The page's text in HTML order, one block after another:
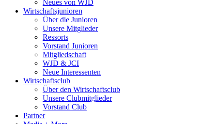
Neues von WJD
Wirtschaftsjunioren
Über die Junioren
Unsere Mitglieder
Ressorts
Vorstand Junioren
Mitgliedschaft
WJD & JCI
Neue Interessenten
Wirtschaftsclub
Über den Wirtschaftsclub
Unsere Clubmitglieder
Vorstand Club
Partner